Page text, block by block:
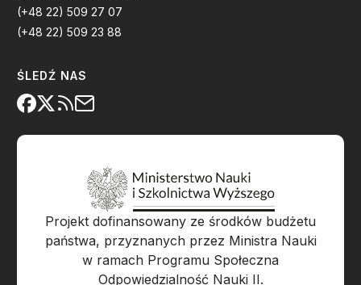
(+48 22) 509 27 07
(+48 22) 509 23 88
ŚLEDŹ NAS
Projekt dofinansowany ze środków budżetu
państwa, przyznanych przez Ministra Nauki
w ramach Programu Społeczna
Odpowiedzialność Nauki II.